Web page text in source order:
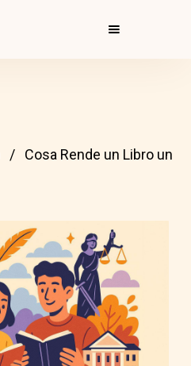
Cosa Rende un Libro un